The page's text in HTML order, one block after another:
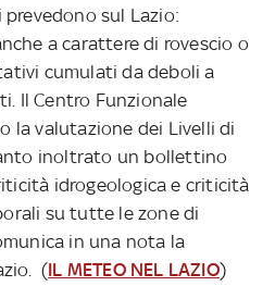
prevedono sul Lazio:
a carattere di rovescio o
cumulati da deboli a
Il Centro Funzionale
la valutazione dei Livelli di
inoltrato un bollettino
idrogeologica e criticità
su tutte le zone di
in una nota la
(IL METEO NEL LAZIO)